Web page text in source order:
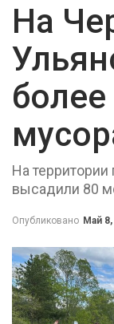
На
более
На
высадили 80
Опубликовано Май 8,